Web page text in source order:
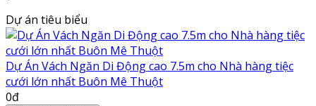
Dự án tiêu biểu
Dự Án Vách Ngăn Di Động cao 7.5m cho Nhà hàng tiệc
cưới lớn nhất Buôn Mê Thuột
0đ